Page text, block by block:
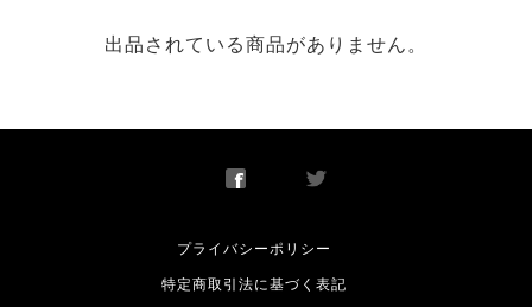
出品されている商品がありません。
プライバシーポリシー
特定商取引法に基づく表記